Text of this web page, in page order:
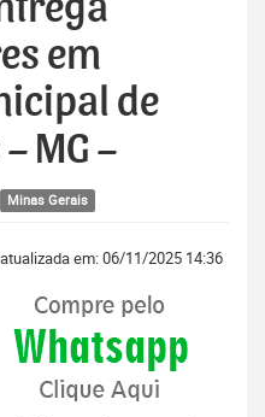
em
de
MG –
Minas Gerais
em: 06/11/2025 14:36